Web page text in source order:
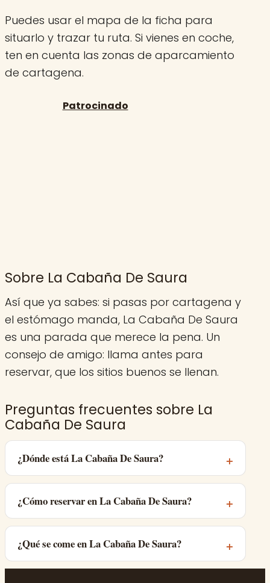
Puedes usar el mapa de la ficha para
situarlo y trazar tu ruta. Si vienes en coche,
ten en cuenta las zonas de aparcamiento
de cartagena.
Sobre La Cabaña De Saura
Así que ya sabes: si pasas por cartagena y
el estómago manda, La Cabaña De Saura
es una parada que merece la pena. Un
consejo de amigo: llama antes para
reservar, que los sitios buenos se llenan.
Preguntas frecuentes sobre La
Cabaña De Saura
¿Dónde está La Cabaña De Saura?
¿Cómo reservar en La Cabaña De Saura?
¿Qué se come en La Cabaña De Saura?